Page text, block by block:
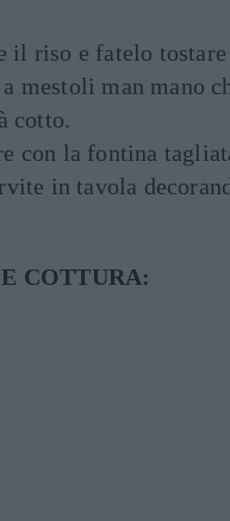
il riso e fatelo
mestoli man mano
cotto.
con la fontina
in tavola
COTTURA: